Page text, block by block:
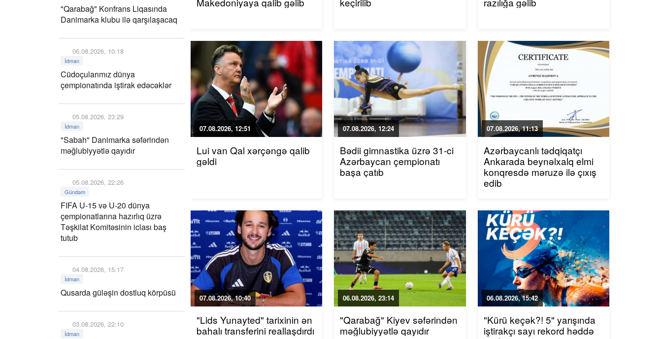
"Qarabağ" Konfrans Liqasında
Danimarka klubu ilə qarşılaşacaq
06.08.2026, 10:18
İdman
Cüdoçularımız dünya
çempionatında iştirak edəcəklər
05.08.2026, 23:29
İdman
"Sabah" Danimarka səfərindən
məğlubiyyətlə qayıdır
05.08.2026, 22:26
Gündəm
FIFA U-15 və U-20 dünya
çempionatlarına hazırlıq üzrə
Təşkilat Komitəsinin iclası baş
tutub
04.08.2026, 15:17
İdman
Qusarda güləşin dostluq körpüsü
03.08.2026, 22:10
İdman
07.08.2026, 12:51
Lui van Qal xərçəngə qalib
gəldi
07.08.2026, 12:24
Bədii gimnastika üzrə 31-ci
Azərbaycan çempionatı
başa çatıb
07.08.2026, 11:13
Azərbaycanlı tədqiqatçı
Ankarada beynəlxalq elmi
konqresdə məruzə ilə çıxış
edib
07.08.2026, 10:40
"Lids Yunayted" tarixinin ən
bahalı transferini reallaşdırdı
06.08.2026, 23:14
"Qarabağ" Kiyev səfərindən
məğlubiyyətlə qayıdır
06.08.2026, 15:42
"Kürü keçək?! 5" yarışında
iştirakçı sayı rekord həddə